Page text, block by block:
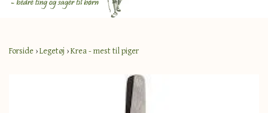
Forside ›Legetøj ›Krea - mest til piger